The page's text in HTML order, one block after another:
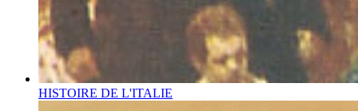
HISTOIRE DE L'ITALIE